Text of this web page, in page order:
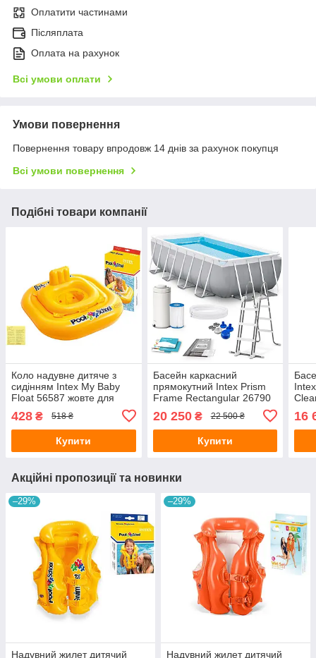
Оплатити частинами
Післяплата
Оплата на рахунок
Всі умови оплати
Умови повернення
Повернення товару впродовж 14 днів за рахунок покупця
Всі умови повернення
Подібні товари компанії
Коло надувне дитяче з
сидінням Intex My Baby
Float 56587 жовте для
малюків від 1-2 років з
латкою 79х79 см
428 ₴ 518 ₴
Купити
Басейн каркасний
прямокутний Intex Prism
Frame Rectangular 26790
400х200х122 см з
картриджним фільтр-
20 250₴ 22 500 ₴
Купити
16
Акційні пропозиції та новинки
–29%
Надувний жилет дитячий
–29%
Надувний жилет дитячий